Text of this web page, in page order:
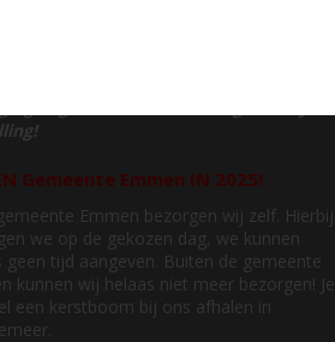
Gemeente Emmen IN 2025!
Emmen bezorgen wij zelf. Hierbij
we op de gekozen dag, we kunnen
geen tijd aangeven. Buiten de gemeente
kunnen wij helaas niet meer bezorgen! Je
een kerstboom bij ons afhalen in